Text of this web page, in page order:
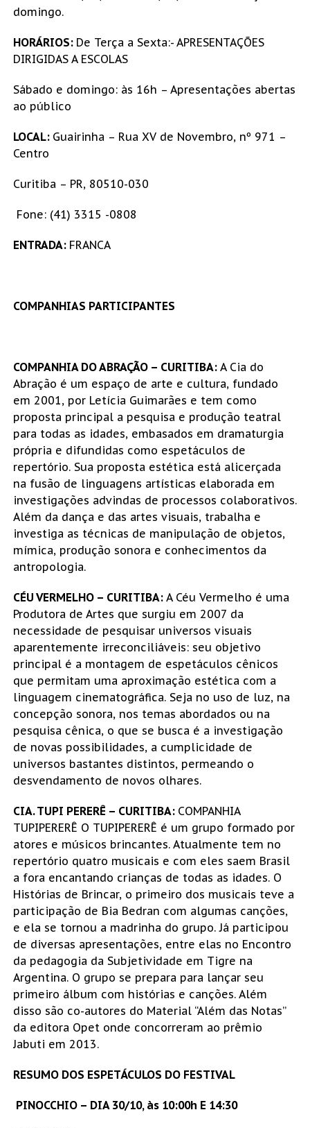
domingo.
HORÁRIOS: De Terça a Sexta:- APRESENTAÇÕES
DIRIGIDAS A ESCOLAS
Sábado e domingo: às 16h – Apresentações abertas
ao público
LOCAL: Guairinha – Rua XV de Novembro, nº 971 –
Centro
Curitiba – PR, 80510-030
Fone: (41) 3315 -0808
ENTRADA: FRANCA
COMPANHIAS PARTICIPANTES
COMPANHIA DO ABRAÇÃO – CURITIBA: A Cia do
Abração é um espaço de arte e cultura, fundado
em 2001, por Letícia Guimarães e tem como
proposta principal a pesquisa e produção teatral
para todas as idades, embasados em dramaturgia
própria e difundidas como espetáculos de
repertório. Sua proposta estética está alicerçada
na fusão de linguagens artísticas elaborada em
investigações advindas de processos colaborativos.
Além da dança e das artes visuais, trabalha e
investiga as técnicas de manipulação de objetos,
mímica, produção sonora e conhecimentos da
antropologia.
CÉU VERMELHO – CURITIBA: A Céu Vermelho é uma
Produtora de Artes que surgiu em 2007 da
necessidade de pesquisar universos visuais
aparentemente irreconciliáveis: seu objetivo
principal é a montagem de espetáculos cênicos
que permitam uma aproximação estética com a
linguagem cinematográfica. Seja no uso de luz, na
concepção sonora, nos temas abordados ou na
pesquisa cênica, o que se busca é a investigação
de novas possibilidades, a cumplicidade de
universos bastantes distintos, permeando o
desvendamento de novos olhares.
CIA. TUPI PERERÊ – CURITIBA: COMPANHIA
TUPIPERERÊ O TUPIPERERÊ é um grupo formado por
atores e músicos brincantes. Atualmente tem no
repertório quatro musicais e com eles saem Brasil
a fora encantando crianças de todas as idades. O
Histórias de Brincar, o primeiro dos musicais teve a
participação de Bia Bedran com algumas canções,
e ela se tornou a madrinha do grupo. Já participou
de diversas apresentações, entre elas no Encontro
da pedagogia da Subjetividade em Tigre na
Argentina. O grupo se prepara para lançar seu
primeiro álbum com histórias e canções. Além
disso são co-autores do Material “Além das Notas”
da editora Opet onde concorreram ao prêmio
Jabuti em 2013.
RESUMO DOS ESPETÁCULOS DO FESTIVAL
PINOCCHIO – DIA 30/10, às 10:00h E 14:30